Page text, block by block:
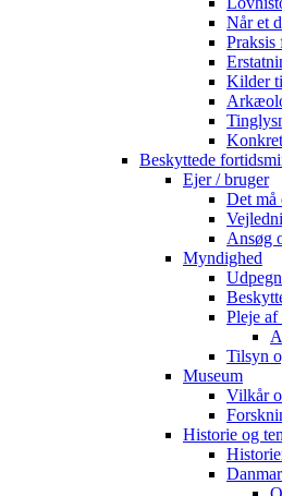
Når et
Praksis
Kilder
Beskyttede
Ejer / bruger
Det må
Ansøg
Myndighed
Pleje
Tilsyn
Museum
Vilkår
Historie og